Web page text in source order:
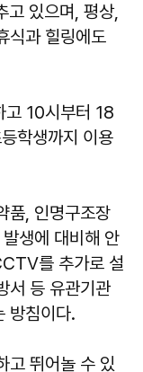
고 있으며, 평상,
식과 힐링에도
고 10시부터 18
학생까지 이용
품, 인명구조장
생에 대비해 안
를 추가로 설
서 등 유관기관
방침이다.
고 뛰어놀 수 있